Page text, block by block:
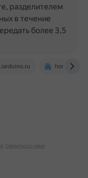
home-
разделителем
в течение
более 3,5
Связаться с нами